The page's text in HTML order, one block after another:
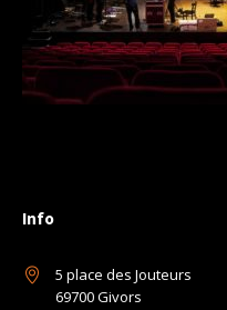
Info
5 place des Jouteurs
69700 Givors